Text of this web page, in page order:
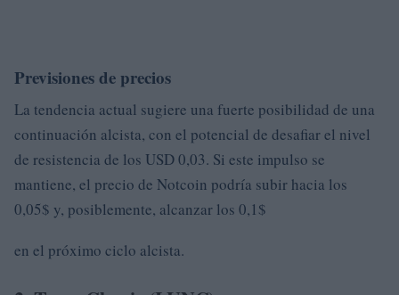
Previsiones de precios
La tendencia actual sugiere una fuerte posibilidad de una
continuación alcista, con el potencial de desafiar el nivel
de resistencia de los USD 0,03. Si este impulso se
mantiene, el precio de Notcoin podría subir hacia los
0,05$ y, posiblemente, alcanzar los 0,1$
en el próximo ciclo alcista.